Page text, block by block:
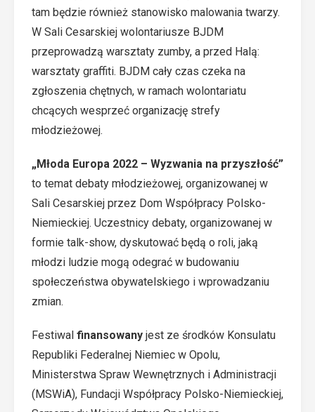
tam będzie również stanowisko malowania twarzy.
W Sali Cesarskiej wolontariusze BJDM
przeprowadzą warsztaty zumby, a przed Halą:
warsztaty graffiti. BJDM cały czas czeka na
zgłoszenia chętnych, w ramach wolontariatu
chcących wesprzeć organizację strefy
młodzieżowej.
„Młoda Europa 2022 – Wyzwania na przyszłość”
to temat debaty młodzieżowej, organizowanej w
Sali Cesarskiej przez Dom Współpracy Polsko-
Niemieckiej. Uczestnicy debaty, organizowanej w
formie talk-show, dyskutować będą o roli, jaką
młodzi ludzie mogą odegrać w budowaniu
społeczeństwa obywatelskiego i wprowadzaniu
zmian.
Festiwal finansowany jest ze środków Konsulatu
Republiki Federalnej Niemiec w Opolu,
Ministerstwa Spraw Wewnętrznych i Administracji
(MSWiA), Fundacji Współpracy Polsko-Niemieckiej,